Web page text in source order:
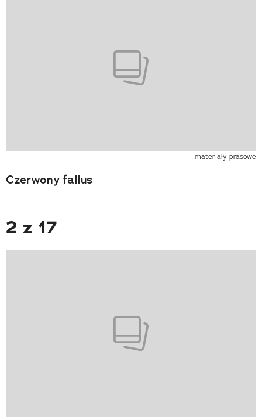
materiały prasowe
Czerwony fallus
2 z 17